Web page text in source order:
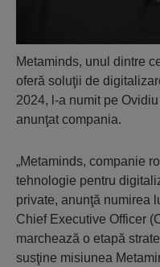
Metaminds, unul dintre
oferă soluţii de
2024, l-a numit pe
anunţat compania.
„Metaminds, companie
tehnologie pentru
private, anunţă numirea
Chief Executive Officer
marchează o etapă
susţine misiunea